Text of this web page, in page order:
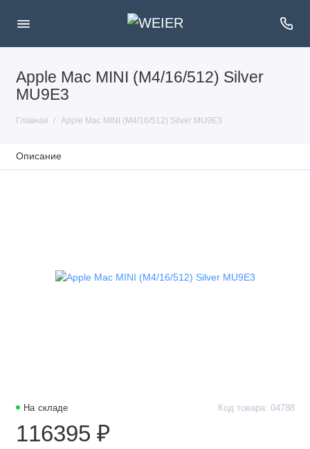
Apple Mac MINI (M4/16/512) Silver
MU9E3
Главная Apple Mac MINI (M4/16/512) Silver MU9E3
Описание
На складе Код товара: 04788
116395 ₽